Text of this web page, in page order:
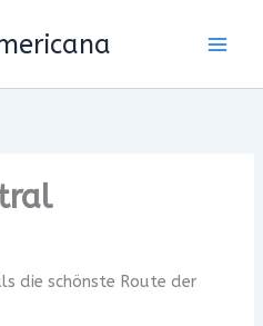
die schönste Route der